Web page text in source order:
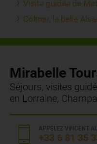
Visite guidée de
Colmar, la belle
Mirabelle
Séjours, visites
en Lorraine,
APPELEZ VINCENT
+33 6 81 35